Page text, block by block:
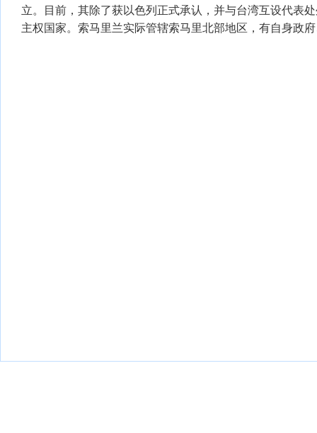
立。目前，其除了获以色列正式承认，并与台湾互设代表
主权国家。索马里兰实际管辖索马里北部地区，有自身政